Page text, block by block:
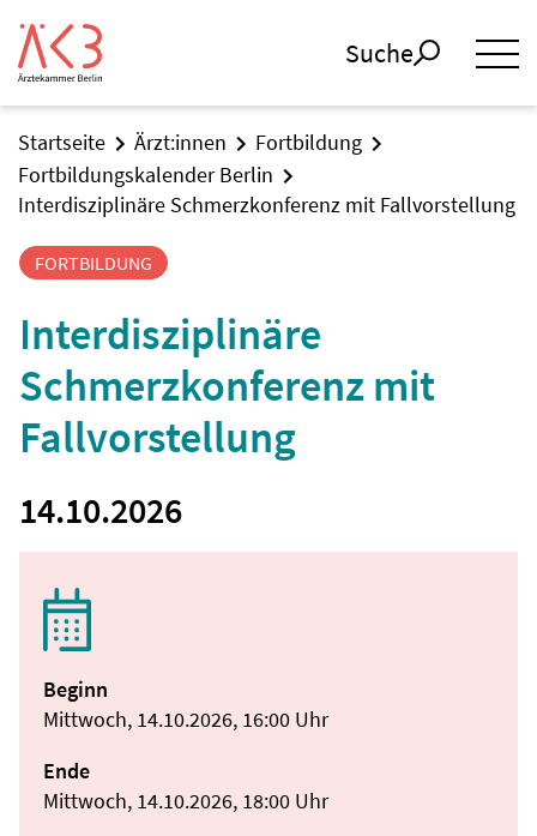
Suche
Startseite Ärzt:innen
Fortbildung
Fortbildungskalender Berlin
Interdisziplinäre Schmerzkonferenz mit Fallvorstellung
FORTBILDUNG
Interdisziplinäre
Schmerzkonferenz mit
Fallvorstellung
14.10.2026
Beginn
Mittwoch, 14.10.2026, 16:00 Uhr
Ende
Mittwoch, 14.10.2026, 18:00 Uhr